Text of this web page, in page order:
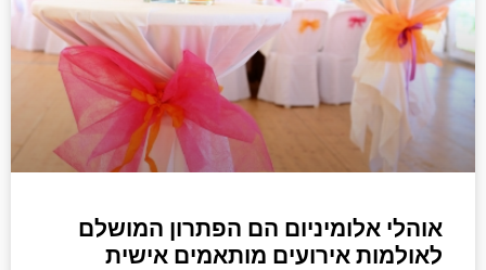
אוהלי אלומיניום הם הפתרון המושלם
לאולמות אירועים מותאמים אישית